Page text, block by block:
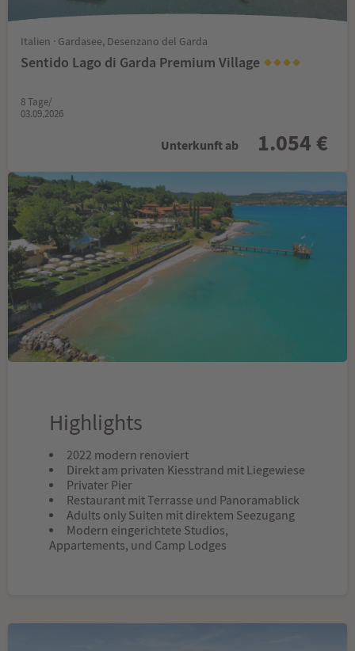
Italien · Gardasee, Desenzano del Garda
Sentido Lago di Garda Premium Village
8 Tage/
03.09.2026
Unterkunft ab 1.054 €
Highlights
2022 modern renoviert
Direkt am privaten Kiesstrand mit Liegewiese
Privater Pier
Restaurant mit Terrasse und Panoramablick
Adults only Suiten mit direktem Seezugang
Modern eingerichtete Studios,
Appartements, und Camp Lodges